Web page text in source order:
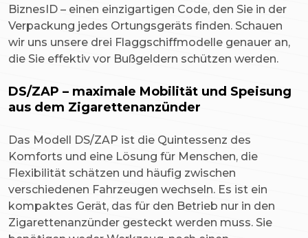
BiznesID – einen einzigartigen Code, den Sie in der
Verpackung jedes Ortungsgeräts finden. Schauen
wir uns unsere drei Flaggschiffmodelle genauer an,
die Sie effektiv vor Bußgeldern schützen werden.
DS/ZAP – maximale Mobilität und Speisung
aus dem Zigarettenanzünder
Das Modell DS/ZAP ist die Quintessenz des
Komforts und eine Lösung für Menschen, die
Flexibilität schätzen und häufig zwischen
verschiedenen Fahrzeugen wechseln. Es ist ein
kompaktes Gerät, das für den Betrieb nur in den
Zigarettenanzünder gesteckt werden muss. Sie